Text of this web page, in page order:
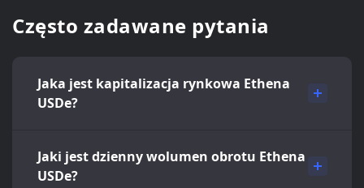
Często zadawane pytania
Jaka jest kapitalizacja rynkowa Ethena
USDe?
Jaki jest dzienny wolumen obrotu Ethena
USDe?